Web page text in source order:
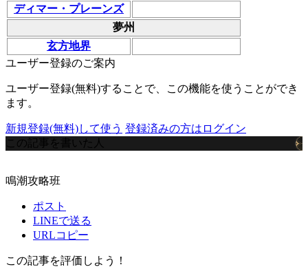
ディマー・プレーンズ
夢州
玄方地界
ユーザー登録のご案内
ユーザー登録(無料)することで、この機能を使うことができ
ます。
新規登録(無料)して使う 登録済みの方はログイン
この記事を書いた人
鳴潮攻略班
ポスト
LINEで送る
URLコピー
この記事を評価しよう！